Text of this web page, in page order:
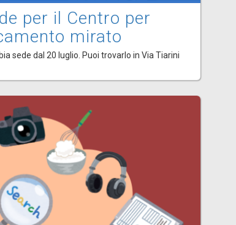
per il Centro per
mirato
sede dal 20 luglio. Puoi trovarlo in Via Tiarini